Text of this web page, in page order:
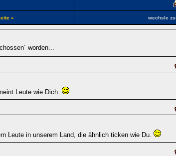
» wechsle zu
worden...
Leute wie Dich.
Leute in unserem Land, die ähnlich ticken wie Du.